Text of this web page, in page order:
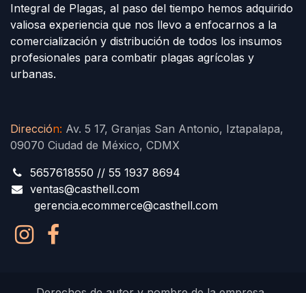
Integral de Plagas, al paso del tiempo hemos adquirido
valiosa experiencia que nos llevo a enfocarnos a la
comercialización y distribución de todos los insumos
profesionales para combatir plagas agrícolas y
urbanas.
Dirección: Av. 5 17, Granjas San Antonio, Iztapalapa,
09070 Ciudad de México, CDMX
5657618550 // 55 1937 8694
ventas@casthell.com
gerencia.ecommerce@casthell.com